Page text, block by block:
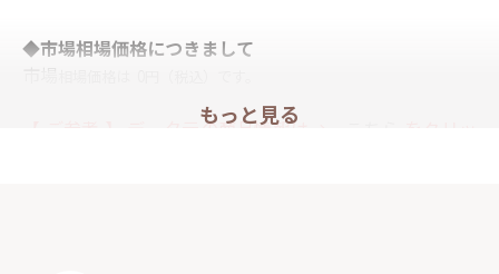
◆市場相場価格につきまして
【 ご参考 】 データ元の商品情報は→
もっと見る